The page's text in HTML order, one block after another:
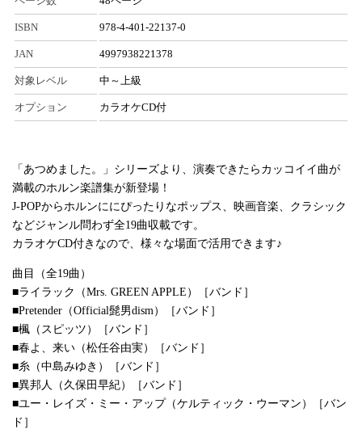
ISBN 978-4-401-22137-0
JAN 4997938221378
対象レベル 中～上級
オプション カラオケCD付
「あつめました。」シリーズより、演奏できたらカッコイイ曲が
満載のホルン楽譜集が新登場！
J-POPからホルンににぴったりなポップス、映画音楽、クラシック
などジャンル問わず全19曲収載です。
カラオケCD付きなので、様々な場面で活用できます♪
曲目（全19曲）
■ライラック（Mrs. GREEN APPLE）［バンド］
■Pretender（Official髭男dism）［バンド］
■楓（スピッツ）［バンド］
■春よ、来い（松任谷由実）［バンド］
■糸（中島みゆき）［バンド］
■異邦人（久保田早紀）［バンド］
■ユー・レイズ・ミー・アップ（ケルティック・ウーマン）［バン
ド］